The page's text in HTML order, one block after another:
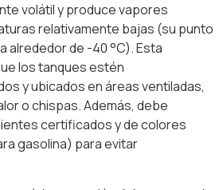
volátil y produce vapores
relativamente bajas (su punto
alrededor de -40 °C). Esta
los tanques estén
y ubicados en áreas ventiladas,
o chispas. Además, debe
certificados y de colores
gasolina) para evitar